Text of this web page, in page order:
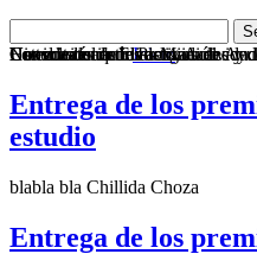
Convocatoria de Premios de
Consulta nuestras actividades y
Los inicios de Elias Manuel con
Historia del fundador
Novedades de investigación
Usted está aquí:Inicio
Entrega de los
estudio
blabla bla Chillida Choza
Entrega de los